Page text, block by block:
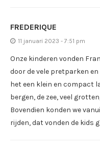
FREDERIQUE
11 januari 2023 - 7:51 pm
Onze kinderen vonden
door de vele pretparken
het een klein en compact
bergen, de zee, veel
Bovendien konden we
rijden, dat vonden de kids